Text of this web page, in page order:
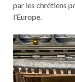
par les chrétiens
l’Europe.